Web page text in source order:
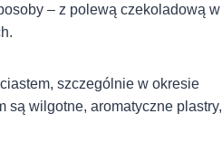
– z polewą czekoladową w
szczególnie w okresie
są wilgotne, aromatyczne plastry,